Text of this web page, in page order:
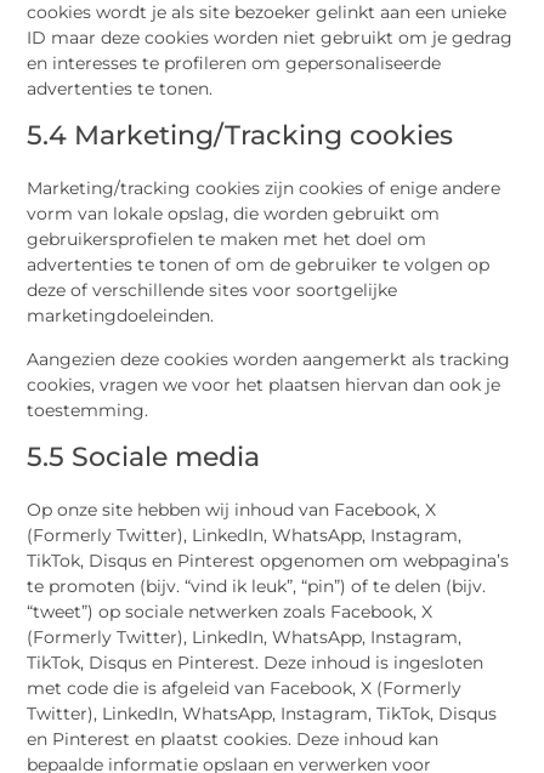
cookies wordt je als site bezoeker gelinkt aan een unieke
ID maar deze cookies worden niet gebruikt om je gedrag
en interesses te profileren om gepersonaliseerde
advertenties te tonen.
5.4 Marketing/Tracking cookies
Marketing/tracking cookies zijn cookies of enige andere
vorm van lokale opslag, die worden gebruikt om
gebruikersprofielen te maken met het doel om
advertenties te tonen of om de gebruiker te volgen op
deze of verschillende sites voor soortgelijke
marketingdoeleinden.
Aangezien deze cookies worden aangemerkt als tracking
cookies, vragen we voor het plaatsen hiervan dan ook je
toestemming.
5.5 Sociale media
Op onze site hebben wij inhoud van Facebook, X
(Formerly Twitter), LinkedIn, WhatsApp, Instagram,
TikTok, Disqus en Pinterest opgenomen om webpagina’s
te promoten (bijv. “vind ik leuk”, “pin”) of te delen (bijv.
“tweet”) op sociale netwerken zoals Facebook, X
(Formerly Twitter), LinkedIn, WhatsApp, Instagram,
TikTok, Disqus en Pinterest. Deze inhoud is ingesloten
met code die is afgeleid van Facebook, X (Formerly
Twitter), LinkedIn, WhatsApp, Instagram, TikTok, Disqus
en Pinterest en plaatst cookies. Deze inhoud kan
bepaalde informatie opslaan en verwerken voor